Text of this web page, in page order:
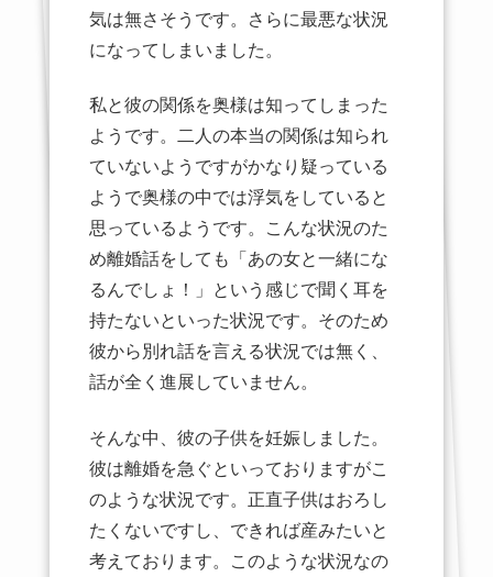
気は無さそうです。さらに最悪な状況
になってしまいました。
私と彼の関係を奥様は知ってしまった
ようです。二人の本当の関係は知られ
ていないようですがかなり疑っている
ようで奥様の中では浮気をしていると
思っているようです。こんな状況のた
め離婚話をしても「あの女と一緒にな
るんでしょ！」という感じで聞く耳を
持たないといった状況です。そのため
彼から別れ話を言える状況では無く、
話が全く進展していません。
そんな中、彼の子供を妊娠しました。
彼は離婚を急ぐといっておりますがこ
のような状況です。正直子供はおろし
たくないですし、できれば産みたいと
考えております。このような状況なの